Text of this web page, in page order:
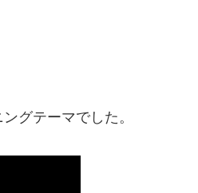
グテーマでした。